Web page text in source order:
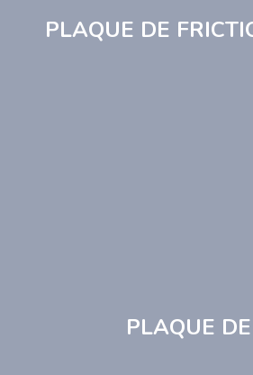
PLAQUE DE
PLAQUE